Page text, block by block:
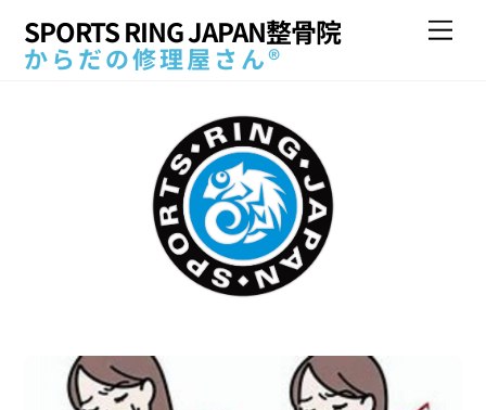
SPORTS RING JAPAN整骨院
からだの修理屋さん®